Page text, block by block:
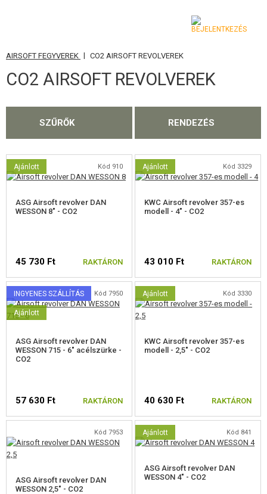
KATEGÓRIA
AIRSOFT FEGYVEREK
GRÁNÁTVETŐK, GRÁNÁTOK
LÖVEDÉK, GÁZ
ÁLCÁZÁS, FESTÉK, SZALAG
KIEGÉSZÍTŐK, HORDSZÍJAK
ÖNVÉDELMI FELSZERELÉSEK, KÉPZÉS, KÉSEK
CÉLOK, LŐLAP
OUTDOOR, BUSHCRAFT
AIRSOFT FEGYVEREK | CO2 AIRSOFT REVOLVEREK
CO2 AIRSOFT REVOLVEREK
SZŰRŐK RENDEZÉS
Ajánlott Kód 910
ASG Airsoft revolver DAN
WESSON 8" - CO2
45 730 Ft RAKTÁRON
Ajánlott Kód 3329
KWC Airsoft revolver 357-es
modell - 4" - CO2
43 010 Ft RAKTÁRON
INGYENES SZÁLLÍTÁS
Ajánlott
Kód 7950
ASG Airsoft revolver DAN
WESSON 715 - 6" acélszürke -
CO2
57 630 Ft RAKTÁRON
Ajánlott Kód 3330
KWC Airsoft revolver 357-es
modell - 2,5" - CO2
40 630 Ft RAKTÁRON
Kód 7953
ASG Airsoft revolver DAN
WESSON 2,5" - CO2
Ajánlott Kód 841
ASG Airsoft revolver DAN
WESSON 4" - CO2